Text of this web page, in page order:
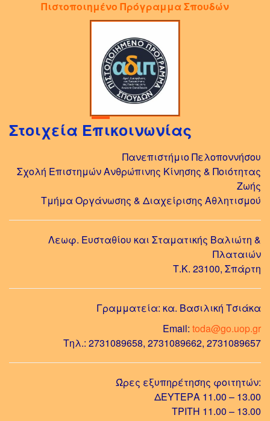
Πιστοποιημένο Πρόγραμμα Σπουδών
Στοιχεία Επικοινωνίας
Πανεπιστήμιο Πελοποννήσου
Σχολή Επιστημών Ανθρώπινης Κίνησης & Ποιότητας
Ζωής
Τμήμα Οργάνωσης & Διαχείρισης Αθλητισμού
Λεωφ. Ευσταθίου και Σταματικής Βαλιώτη &
Πλαταιών
Τ.Κ. 23100, Σπάρτη
Γραμματεία: κα. Βασιλική Τσιάκα
Email: toda@go.uop.gr
Τηλ.: 2731089658, 2731089662, 2731089657
Ώρες εξυπηρέτησης φοιτητών:
ΔΕΥΤΕΡΑ 11.00 – 13.00
ΤΡΙΤΗ 11.00 – 13.00